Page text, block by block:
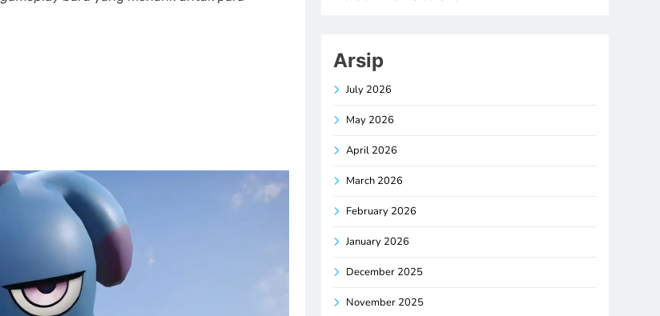
Arsip
July 2026
May 2026
April 2026
March 2026
February 2026
January 2026
December 2025
November 2025